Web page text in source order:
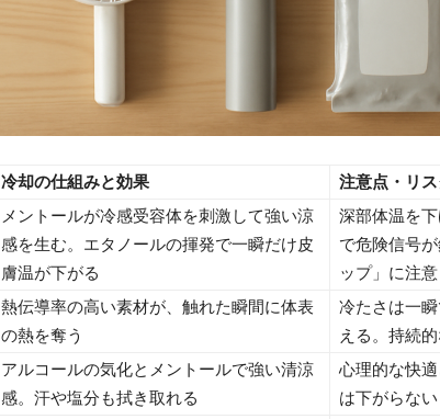
冷却の仕組みと効果 注意点・リス
メントールが冷感受容体を刺激して強い涼
感を生む。エタノールの揮発で一瞬だけ皮
膚温が下がる
深部体温を
で危険信号
ップ」に注意
熱伝導率の高い素材が、触れた瞬間に体表
の熱を奪う
冷たさは一
える。持続
アルコールの気化とメントールで強い清涼
感。汗や塩分も拭き取れる
心理的な快
は下がらない